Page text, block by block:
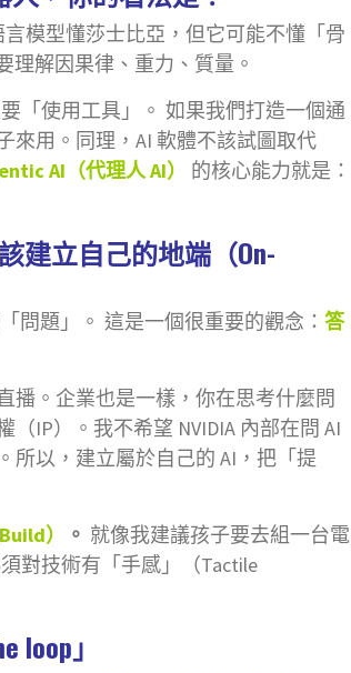
模型懂莎士比亞，但它可能不懂「骨
解因果律、重力、質量。
「使用工具」。 如果我們打造一個通
來用。同理，AI 軟體不該試圖取代
AI（代理人 AI）
的核心能力就是：
建立自己的地端（On-
問題」。 這是一個很重要的觀念： 答
播。企業也是一樣，你在思考什麼問
IP）。我不希望 NVIDIA 內部在問 AI
所以，建立屬於自己的 AI，把「提
） 。 就像我建議孩子要去組一台電
對技術有「手感」（Tactile
loop」